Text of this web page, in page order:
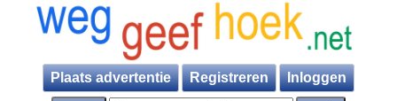
Plaats advertentie Registreren Inloggen